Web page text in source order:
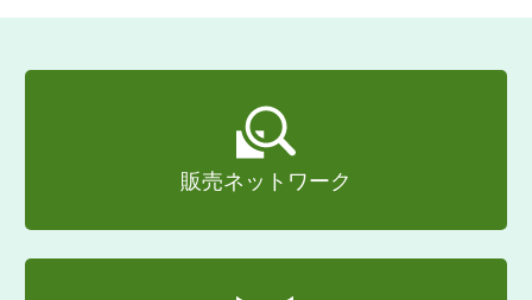
販売ネットワーク